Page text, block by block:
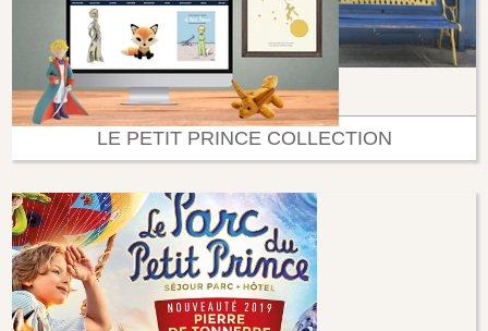
LE PETIT PRINCE COLLECTION